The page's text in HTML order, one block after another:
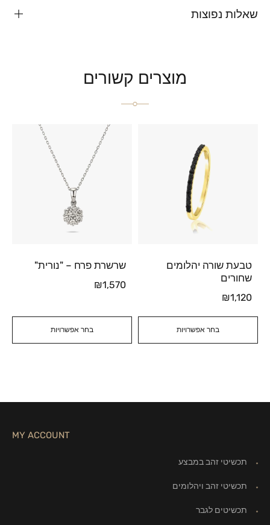
שאלות נפוצות
מוצרים קשורים
בחר אפשרויות
טבעת שורה יהלומים
שחורים
₪1,120
בחר אפשרויות
שרשרת פרח – "נורית"
₪1,570
MY ACCOUNT
תכשיטי זהב במבצע
תכשיטי זהב ויהלומים
תכשיטים לגבר